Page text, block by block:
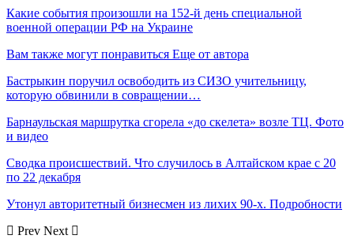
Какие события произошли на 152-й день специальной
военной операции РФ на Украине
Вам также могут понравиться Еще от автора
Бастрыкин поручил освободить из СИЗО учительницу,
которую обвинили в совращении…
Барнаульская маршрутка сгорела «до скелета» возле ТЦ. Фото
и видео
Сводка происшествий. Что случилось в Алтайском крае с 20
по 22 декабря
Утонул авторитетный бизнесмен из лихих 90-х. Подробности
Prev Next